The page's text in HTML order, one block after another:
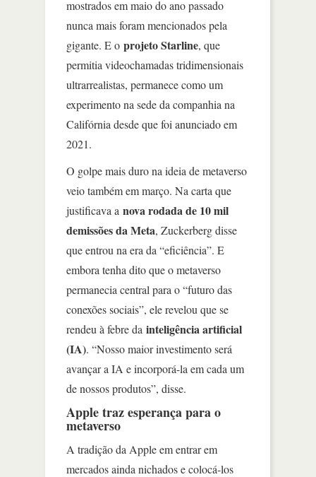
mostrados em maio do ano passado
nunca mais foram mencionados pela
gigante. E o projeto Starline, que
permitia videochamadas tridimensionais
ultrarrealistas, permanece como um
experimento na sede da companhia na
Califórnia desde que foi anunciado em
2021.
O golpe mais duro na ideia de metaverso
veio também em março. Na carta que
justificava a nova rodada de 10 mil
demissões da Meta, Zuckerberg disse
que entrou na era da “eficiência”. E
embora tenha dito que o metaverso
permanecia central para o “futuro das
conexões sociais”, ele revelou que se
rendeu à febre da inteligência artificial
(IA). “Nosso maior investimento será
avançar a IA e incorporá-la em cada um
de nossos produtos”, disse.
Apple traz esperança para o
metaverso
A tradição da Apple em entrar em
mercados ainda nichados e colocá-los